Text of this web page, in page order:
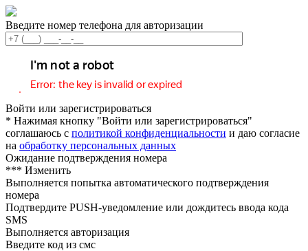
Введите номер телефона для авторизации
Войти или зарегистрироваться
* Нажимая кнопку "Войти или зарегистрироваться"
соглашаюсь с политикой конфиденциальности и даю согласие
на обработку персональных данных
Ожидание подтверждения номера
*** Изменить
Выполняется попытка автоматического подтверждения
номера
Подтвердите PUSH-уведомление или дождитесь ввода кода
SMS
Выполняется авторизация
Введите код из смс